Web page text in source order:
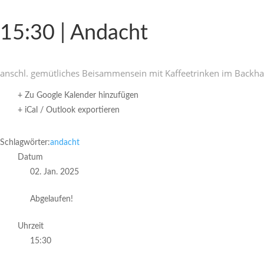
15:30 | Andacht
anschl. gemüt­li­ches Beisam­men­sein mit Kaffee­trinken im
+ Zu Google Kalender hinzufügen
+ iCal / Outlook exportieren
Schlagwörter:andacht
Datum
02. Jan. 2025
Abgelaufen!
Uhrzeit
15:30